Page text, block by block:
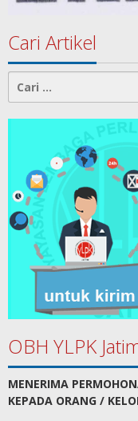
Cari Artikel
Cari
OBH YLPK
MENERIMA
KEPADA ORANG /